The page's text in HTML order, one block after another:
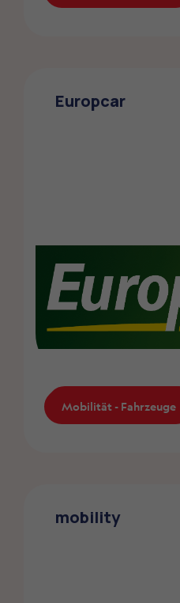
Die ZMLP-Mitglieder
Sonderrabatt bei Ford
Mobilität - Fahrzeuge
Die ZMLP-Mitglieder
12% Vergünstigung
Mobilität - Fahrzeuge
Europcar
mobility